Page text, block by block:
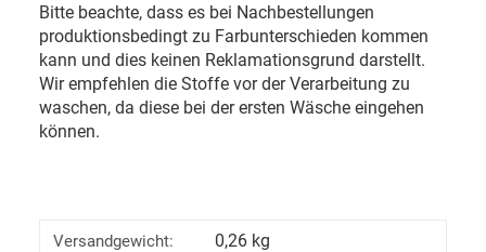
Bitte beachte, dass es bei Nachbestellungen
produktionsbedingt zu Farbunterschieden kommen
kann und dies keinen Reklamationsgrund darstellt.
Wir empfehlen die Stoffe vor der Verarbeitung zu
waschen, da diese bei der ersten Wäsche eingehen
können.
Versandgewicht: 0,26 kg